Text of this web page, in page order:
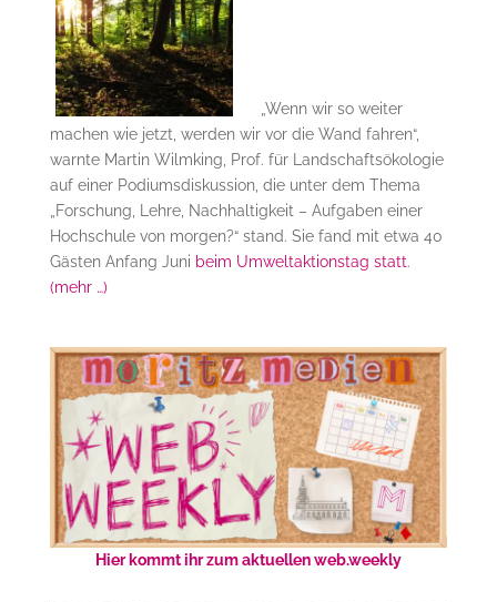
„Wenn wir so weiter
machen wie jetzt, werden wir vor die Wand fahren“,
warnte Martin Wilmking, Prof. für Landschaftsökologie
auf einer Podiumsdiskussion, die unter dem Thema
„Forschung, Lehre, Nachhaltigkeit – Aufgaben einer
Hochschule von morgen?“ stand. Sie fand mit etwa 40
Gästen Anfang Juni beim Umweltaktionstag statt.
(mehr …)
Hier kommt ihr zum aktuellen web.weekly